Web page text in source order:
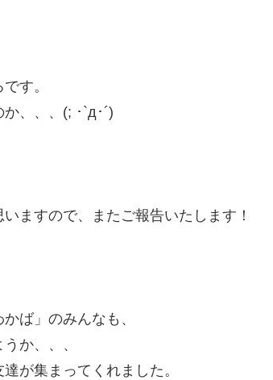
す。
、、、(; ･`д･´)
ますので、またご報告いたします！
ば」のみんなも、
か、、、
が集まってくれました。